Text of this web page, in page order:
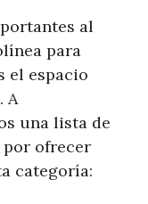
al
para
el espacio
A
una lista de
por ofrecer
categoría: